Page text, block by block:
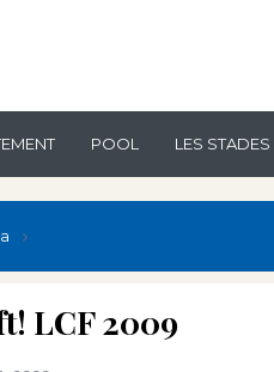
POOL LES STADES
LCF 2009